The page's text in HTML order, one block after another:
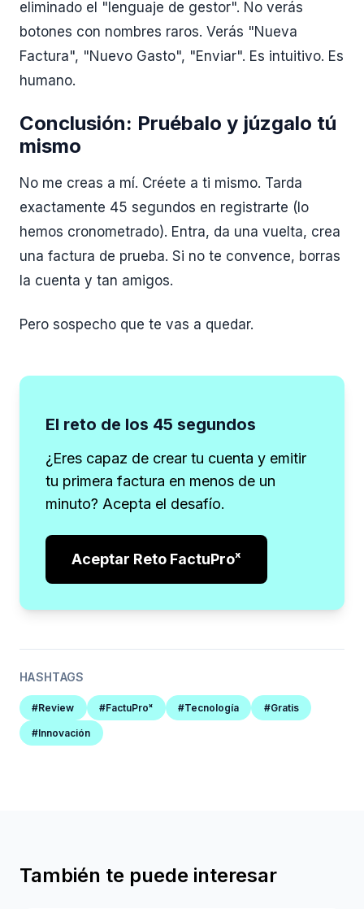
eliminado el "lenguaje de gestor". No verás
botones con nombres raros. Verás "Nueva
Factura", "Nuevo Gasto", "Enviar". Es intuitivo. Es
humano.
Conclusión: Pruébalo y júzgalo tú
mismo
No me creas a mí. Créete a ti mismo. Tarda
exactamente 45 segundos en registrarte (lo
hemos cronometrado). Entra, da una vuelta, crea
una factura de prueba. Si no te convence, borras
la cuenta y tan amigos.
Pero sospecho que te vas a quedar.
El reto de los 45 segundos
¿Eres capaz de crear tu cuenta y emitir
tu primera factura en menos de un
minuto? Acepta el desafío.
Aceptar Reto FactuProˣ
HASHTAGS
#Review #FactuProˣ #Tecnología #Gratis
#Innovación
También te puede interesar